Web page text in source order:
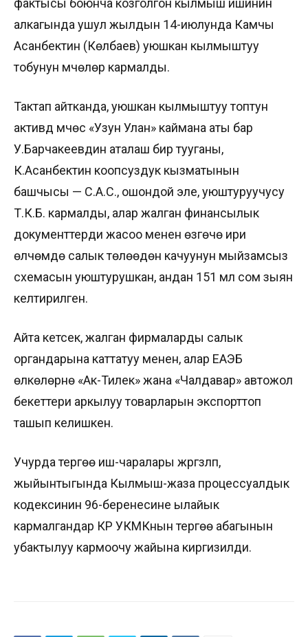
фактысы боюнча козголгон кылмыш ишинин
алкагында ушул жылдын 14-июлунда Камчы
Асанбектин (Көлбаев) уюшкан кылмыштуу
тобунун мүчөлөрү кармалды.
Тактап айтканда, уюшкан кылмыштуу топтун
активдүү мүчөсү «Узун Улан» каймана аты бар
У.Барчакеевдин аталаш бир тууганы,
К.Асанбектин коопсуздук кызматынын
башчысы — С.А.С., ошондой эле, уюштуруучусу
Т.К.Б. кармалды, алар жалган финансылык
документтерди жасоо менен өзгөчө ири
өлчөмдө салык төлөөдөн качуунун мыйзамсыз
схемасын уюштурушкан, андан 151 мл сом зыян
келтирилген.
Айта кетсек, жалган фирмаларды салык
органдарына каттатуу менен, алар ЕАЭБ
өлкөлөрүнө «Ак-Тилек» жана «Чалдавар» автожол
бекеттери аркылуу товарларын экспорттоп
ташып келишкен.
Учурда тергөө иш-чаралары жүргүзүлүп,
жыйынтыгында Кылмыш-жаза процессуалдык
кодексинин 96-беренесине ылайык
кармалгандар КР УКМКнын тергөө абагынын
убактылуу кармоочу жайына киргизилди.